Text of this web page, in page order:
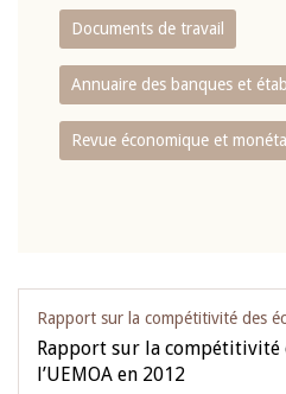
Documents de travail
Annuaire des banques et
Revue économique et
Rapport sur la compétitivité des
Rapport sur la compétitivité
l’UEMOA en 2012